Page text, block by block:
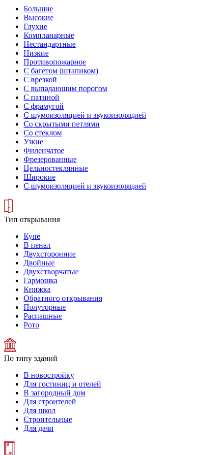
Большие
Высокие
Глухие
Компланарные
Нестандартные
Низкие
Противопожарное
С багетом (штапиком)
С врезкой
С выпадающим порогом
С патиной
С фрамугой
С шумоизоляцией и звукоизоляцией
Со скрытыми петлями
Со стеклом
Узкие
Филенчатое
Фрезерованные
Цельностеклянные
Широкие
С шумоизоляцией и звукоизоляцией
Тип открывания
Купе
В пенал
Двухсторонние
Двойные
Двухстворчатые
Гармошка
Книжка
Обратного открывания
Полуторные
Распашные
Рото
По типу зданий
В новостройку
Для гостиниц и отелей
В загородный дом
Для строителей
Для школ
Строительные
Для дачи